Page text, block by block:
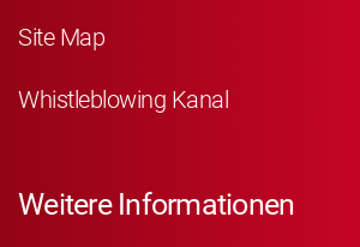
Site Map
Whistleblowing Kanal
Weitere Informationen